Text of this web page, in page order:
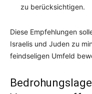
zu berücksichtigen.
Diese Empfehlungen
Israelis und Juden zu
feindseligen Umfeld